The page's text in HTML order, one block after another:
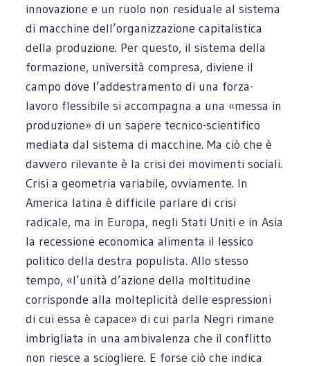
innovazione e un ruolo non residuale al sistema
di macchine dell’organizzazione capitalistica
della produzione. Per questo, il sistema della
formazione, università compresa, diviene il
campo dove l’addestramento di una forza-
lavoro flessibile si accompagna a una «messa in
produzione» di un sapere tecnico-scientifico
mediata dal sistema di macchine. Ma ciò che è
davvero rilevante è la crisi dei movimenti sociali.
Crisi a geometria variabile, ovviamente. In
America latina è difficile parlare di crisi
radicale, ma in Europa, negli Stati Uniti e in Asia
la recessione economica alimenta il lessico
politico della destra populista. Allo stesso
tempo, «l’unità d’azione della moltitudine
corrisponde alla molteplicità delle espressioni
di cui essa è capace» di cui parla Negri rimane
imbrigliata in una ambivalenza che il conflitto
non riesce a sciogliere. E forse ciò che indica